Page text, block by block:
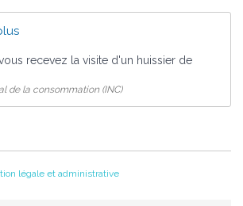
recevez la visite d'un huissier de
de la consommation (INC)
légale et administrative